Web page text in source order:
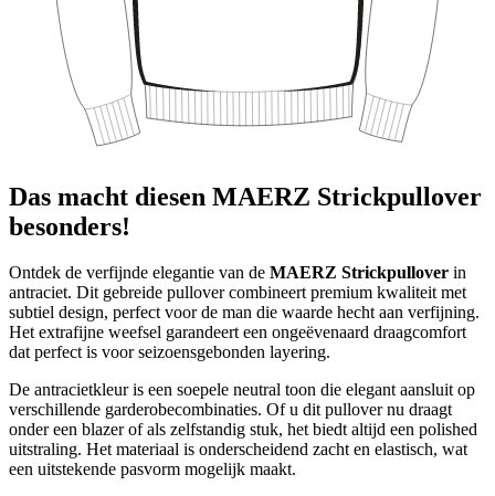
Das macht diesen MAERZ Strickpullover
besonders!
Ontdek de verfijnde elegantie van de MAERZ Strickpullover in
antraciet. Dit gebreide pullover combineert premium kwaliteit met
subtiel design, perfect voor de man die waarde hecht aan verfijning.
Het extrafijne weefsel garandeert een ongeëvenaard draagcomfort
dat perfect is voor seizoensgebonden layering.
De antracietkleur is een soepele neutral toon die elegant aansluit op
verschillende garderobecombinaties. Of u dit pullover nu draagt
onder een blazer of als zelfstandig stuk, het biedt altijd een polished
uitstraling. Het materiaal is onderscheidend zacht en elastisch, wat
een uitstekende pasvorm mogelijk maakt.